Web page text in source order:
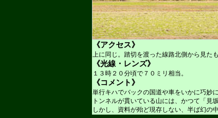
《アクセス》
上に同じ。踏切を渡った線路北側から見た
《光線・レンズ》
１３時２０分頃で７０ミリ相当。
《コメント》
単行キハでバックの国道や車をいかに巧妙
トンネルが貫いている山には、かつて「見
しかし、資料が殆ど現存しない、半ば幻の